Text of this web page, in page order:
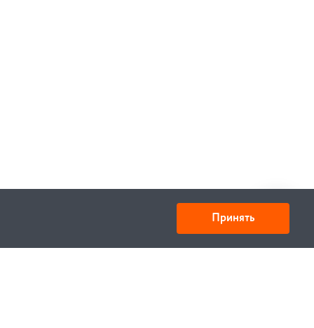
Принять